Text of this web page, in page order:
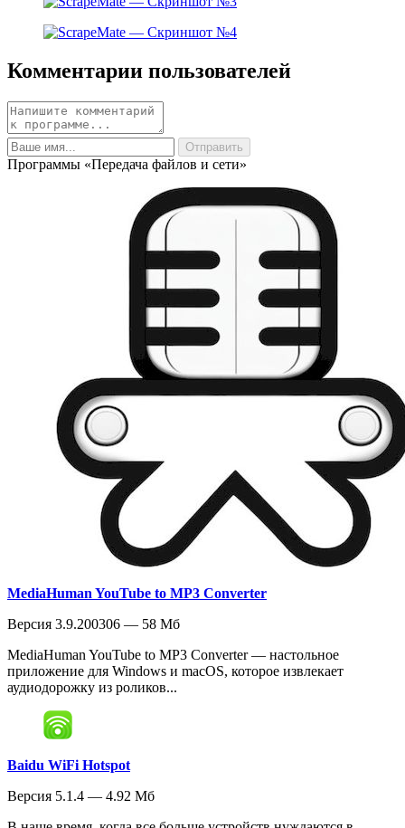
Комментарии пользователей
Программы «Передача файлов и сети»
MediaHuman YouTube to MP3 Converter
Версия 3.9.200306 — 58 Мб
MediaHuman YouTube to MP3 Converter — настольное
приложение для Windows и macOS, которое извлекает
аудиодорожку из роликов...
Baidu WiFi Hotspot
Версия 5.1.4 — 4.92 Мб